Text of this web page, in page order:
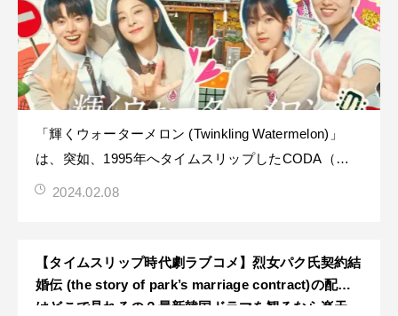
「輝くウォーターメロン (Twinkling Watermelon)」
は、突如、1995年へタイムスリップしたCODA（聴
覚障害者の子供）の少年が、若かりし頃の父と出会い
は「輝くウォーターメロン～
2024.02.08
【タイムスリップ時代劇ラブコメ】烈女パク氏契約結
婚伝 (the story of park’s marriage contract)の配信
はどこで見れるの？最新韓国ドラマを観るなら楽天